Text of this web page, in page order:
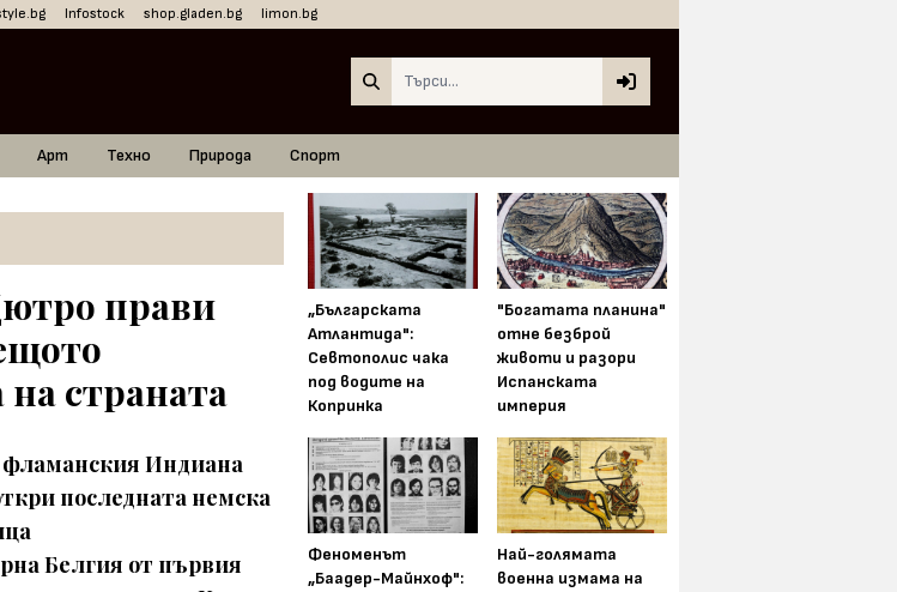
Infostock shop.gladen.bg limon.bg
Арт Техно Природа Спорт
прави
страната
фламанския Индиана
последната немска
Белгия от първия
„Българската
Атлантида":
Севтополис чака
под водите на
Копринка
"Богатата планина"
отне безброй
животи и разори
Испанската
империя
Феноменът
„Баадер-Майнхоф":
Най-голямата
военна измама на